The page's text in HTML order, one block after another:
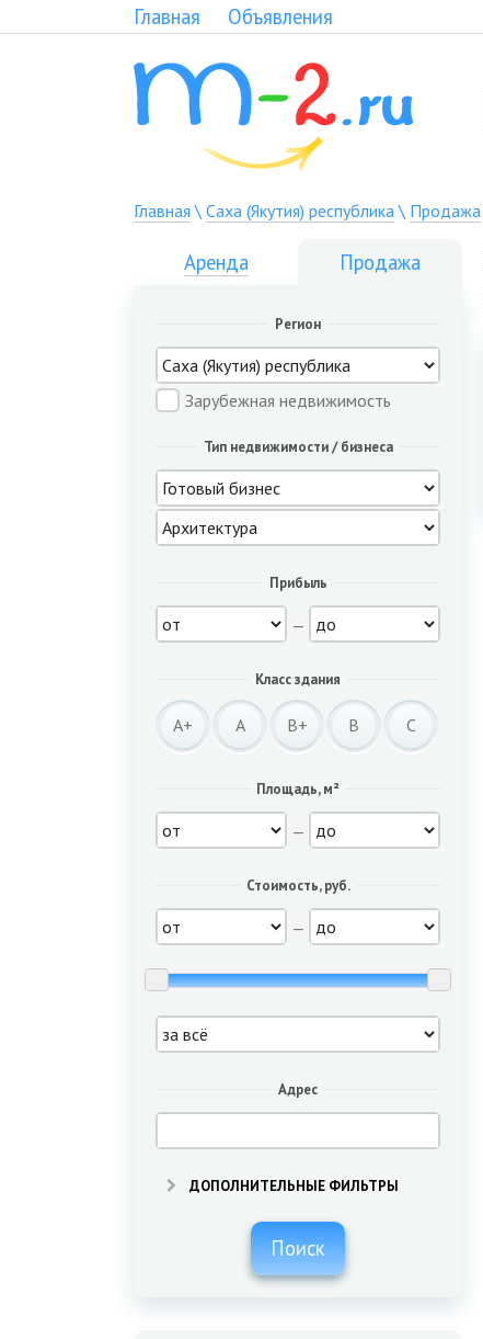
Главная Объявления
Главная \ Саха (Якутия) республика\ Продажа
Аренда Продажа
Регион
Зарубежная недвижимость
Тип недвижимости / бизнеса
Прибыль
—
Класс здания
A+ A B+ B C
Площадь, м²
—
Стоимость, руб.
—
Адрес
ДОПОЛНИТЕЛЬНЫЕ ФИЛЬТРЫ
Поиск